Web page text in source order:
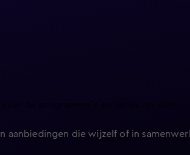
de programma’s en series op KIJK.
die wijzelf of in